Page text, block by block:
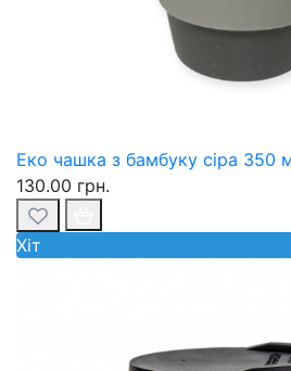
Еко чашка з бамбуку сіра 350
130.00 грн.
Хiт